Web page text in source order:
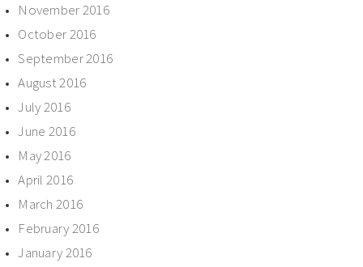
November 2016
October 2016
September 2016
August 2016
July 2016
June 2016
May 2016
April 2016
March 2016
February 2016
January 2016